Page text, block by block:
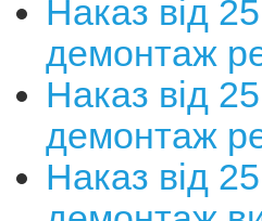
Наказ від
демонтаж
Наказ від
демонтаж
Наказ від